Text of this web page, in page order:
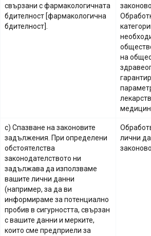
свързани с фармакологичната
бдителност [фармакологична
бдителност].
на
c) Спазване на законовите
задължения. При определени
обстоятелства
законодателството ни
задължава да използваме
вашите лични данни
(например, за да ви
информираме за потенциално
пробив в сигурността, свързан
с вашите данни и мерките,
които сме предприели за
лични